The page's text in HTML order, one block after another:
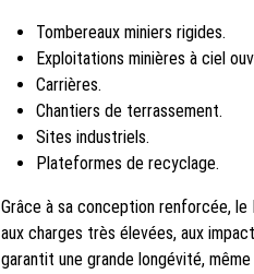
Tombereaux miniers rigides.
Exploitations minières à ciel
Carrières.
Chantiers de terrassement.
Sites industriels.
Plateformes de recyclage.
Grâce à sa conception renforcée,
aux charges très élevées, aux
garantit une grande longévité,